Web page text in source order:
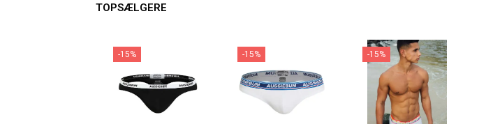
TOPSÆLGERE
-15% -15% -15%